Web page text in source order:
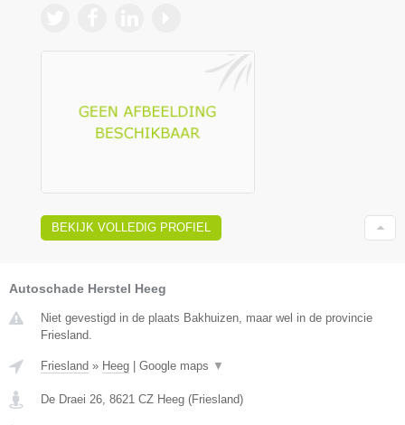
BEKIJK VOLLEDIG PROFIEL
Autoschade Herstel Heeg
Niet gevestigd in de plaats Bakhuizen, maar wel in de provincie
Friesland.
Friesland » Heeg Google maps ▼
De Draei 26, 8621 CZ Heeg (Friesland)